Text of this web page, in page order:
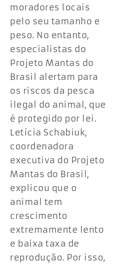
moradores locais
pelo seu tamanho e
peso. No entanto,
especialistas do
Projeto Mantas do
Brasil alertam para
os riscos da pesca
ilegal do animal, que
é protegido por lei.
Letícia Schabiuk,
coordenadora
executiva do Projeto
Mantas do Brasil,
explicou que o
animal tem
crescimento
extremamente lento
e baixa taxa de
reprodução. Por isso,